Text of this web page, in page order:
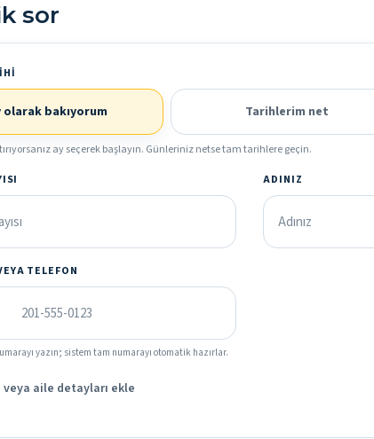
sor
olarak bakıyorum Tarihlerim net
ay seçerek başlayın. Günleriniz netse tam tarihlere geçin.
ADINIZ
TELEFON
yazın; sistem tam numarayı otomatik hazırlar.
veya aile detayları ekle